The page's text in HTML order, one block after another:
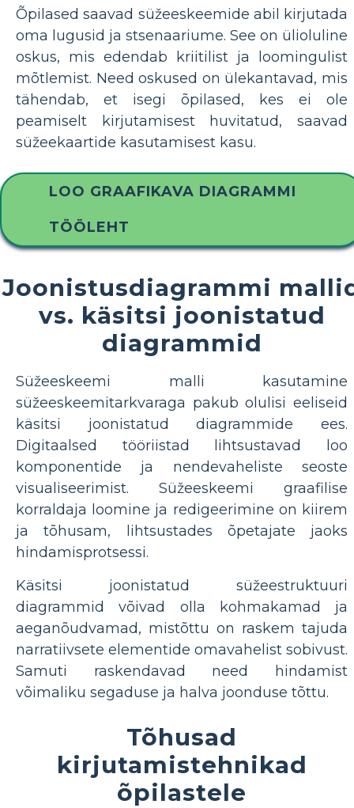
Õpilased saavad süžeeskeemide abil kirjutada
oma lugusid ja stsenaariume. See on ülioluline
oskus, mis edendab kriitilist ja loomingulist
mõtlemist. Need oskused on ülekantavad, mis
tähendab, et isegi õpilased, kes ei ole
peamiselt kirjutamisest huvitatud, saavad
süžeekaartide kasutamisest kasu.
LOO GRAAFIKAVA DIAGRAMMI
TÖÖLEHT
Joonistusdiagrammi
vs. käsitsi joonistatud
diagrammid
Süžeeskeemi malli kasutamine
süžeeskeemitarkvaraga pakub olulisi eeliseid
käsitsi joonistatud diagrammide ees.
Digitaalsed tööriistad lihtsustavad loo
komponentide ja nendevaheliste seoste
visualiseerimist. Süžeeskeemi graafilise
korraldaja loomine ja redigeerimine on kiirem
ja tõhusam, lihtsustades õpetajate jaoks
hindamisprotsessi.
Käsitsi joonistatud süžeestruktuuri
diagrammid võivad olla kohmakamad ja
aeganõudvamad, mistõttu on raskem tajuda
narratiivsete elementide omavahelist sobivust.
Samuti raskendavad need hindamist
võimaliku segaduse ja halva joonduse tõttu.
Tõhusad
kirjutamistehnikad
õpilastele